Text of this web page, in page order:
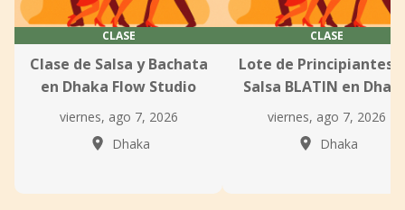
CLASE
Clase de Salsa y Bachata
en Dhaka Flow Studio
viernes, ago 7, 2026
Dhaka
CLASE
Lote de Principiantes
Salsa BLATIN en
viernes, ago 7, 2026
Dhaka